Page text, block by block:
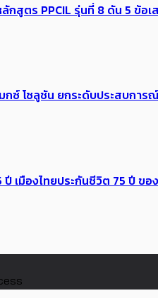
ลักสูตร PPCIL รุ่นที่ 8 ดัน 5 ข้
กซ์ โซลูชัน ยกระดับประสบกา
ปี เมืองไทยประกันชีวิต 75 ปี